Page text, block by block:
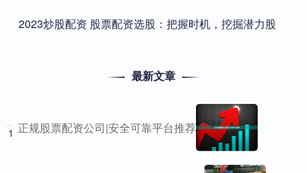
​2023炒股配资 股票配资选股：把握时机，挖掘潜力股
最新文章
1 正规股票配资公司|安全可靠平台推荐